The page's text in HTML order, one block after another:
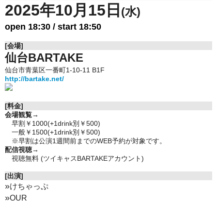
2025年10月15日 (水)
open 18:30 / start 18:50
[会場]
仙台BARTAKE
仙台市青葉区一番町1-10-11 B1F
http://bartake.net/
[料金]
会場観覧→
早割￥1000(+1drink別￥500)
一般￥1500(+1drink別￥500)
※早割は公演1週間前までのWEB予約が対象です。
配信視聴→
視聴無料 (ツイキャスBARTAKEアカウント)
[出演]
»けちゃっぷ
»OUR